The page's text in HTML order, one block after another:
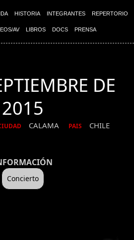
HISTORIA INTEGRANTES REPERTORIO
AV LIBROS DOCS PRENSA
DE
2015
CALAMA PAIS CHILE
Concierto